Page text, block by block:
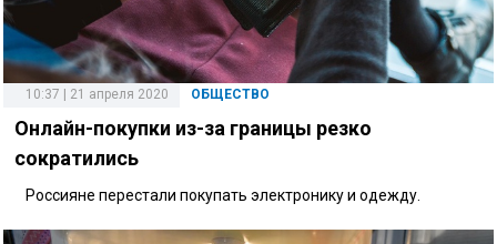
10:37 | 21 апреля 2020 ОБЩЕСТВО
Онлайн-покупки из-за границы резко
сократились
Россияне перестали покупать электронику и одежду.